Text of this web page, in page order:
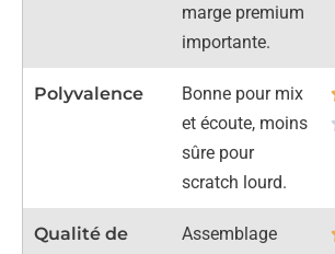
marge premium
importante.
Polyvalence
Bonne pour mix
et écoute, moins
sûre pour
scratch lourd.
Qualité de
Assemblage